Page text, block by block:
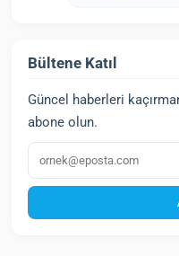
Bültene Katıl
Güncel haberleri
abone olun.
E‑posta